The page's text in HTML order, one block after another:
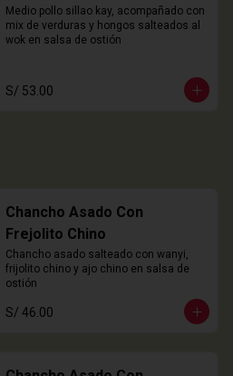
Medio pollo sillao kay, acompañado con
mix de verduras y hongos salteados al
wok en salsa de ostión
S/ 53.00
Chancho Asado Con
Frejolito Chino
Chancho asado salteado con wanyi,
frijolito chino y ajo chino en salsa de
ostión
S/ 46.00